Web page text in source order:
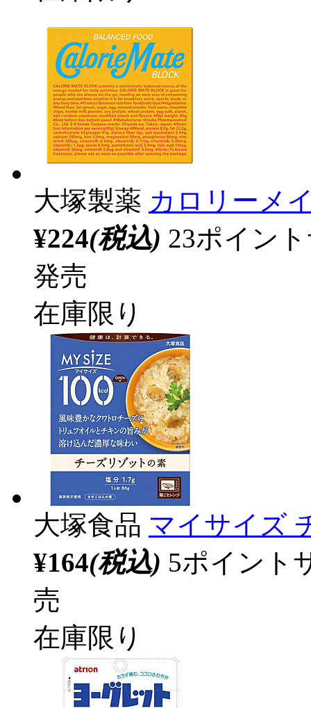
大塚製薬 カロリーメ
¥224(税込) 23ポイン
発売
在庫限り
大塚食品 マイサイズ
¥164(税込) 5ポイント
売
在庫限り